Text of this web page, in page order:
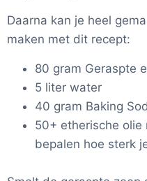
Daarna kan je heel
maken met dit recept:
80 gram Geraspte
5 liter water
40 gram Baking
50+ etherische olie
bepalen hoe sterk